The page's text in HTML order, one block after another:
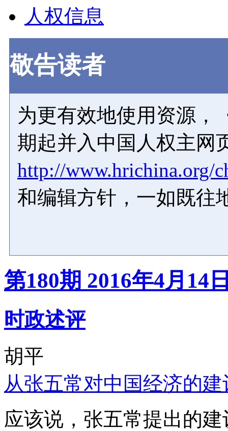
人权信息
敬告读者
为更有效地使用资源，
期起并入中国人权主网
http://www.hrichina.org/
和编辑方针，一如既往
第180期 2016年4月14
时政述评
胡平
从张五常对中国经济的
应该说，张五常提出的